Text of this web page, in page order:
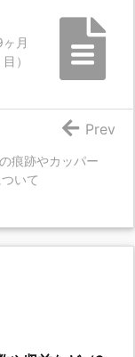
月
目）
痕跡やカッパー
いて
Prev